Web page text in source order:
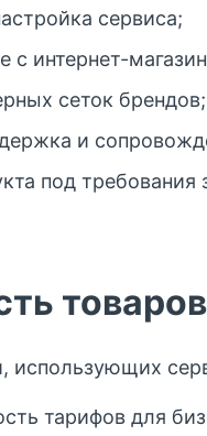
сервиса;
с интернет-
сеток брендов;
и
под требования
использующих
тарифов для